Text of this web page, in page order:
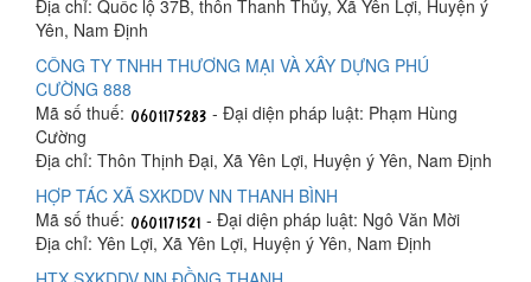
Địa chỉ: Quốc lộ 37B, thôn Thanh Thủy, Xã Yên Lợi, Huyện ý
Yên, Nam Định
CÔNG TY TNHH THƯƠNG MẠI VÀ XÂY DỰNG PHÚ
CƯỜNG 888
Mã số thuế:
- Đại diện pháp luật: Phạm Hùng
Cường
Địa chỉ: Thôn Thịnh Đại, Xã Yên Lợi, Huyện ý Yên, Nam Định
HỢP TÁC XÃ SXKDDV NN THANH BÌNH
Mã số thuế:
- Đại diện pháp luật: Ngô Văn Mời
Địa chỉ: Yên Lợi, Xã Yên Lợi, Huyện ý Yên, Nam Định